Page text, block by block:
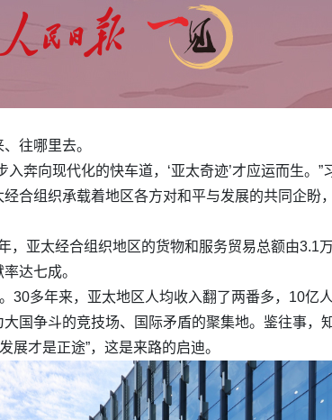
往哪里去。
奔向现代化的快车道，‘亚太奇迹’才应运而生。”
合组织承载着地区各方对和平与发展的共同企盼
亚太经合组织地区的货物和服务贸易总额由3.1
达七成。
30多年来，亚太地区人均收入翻了两番多，10亿
国争斗的竞技场、国际矛盾的聚集地。鉴往事，
展才是正途”，这是来路的启迪。